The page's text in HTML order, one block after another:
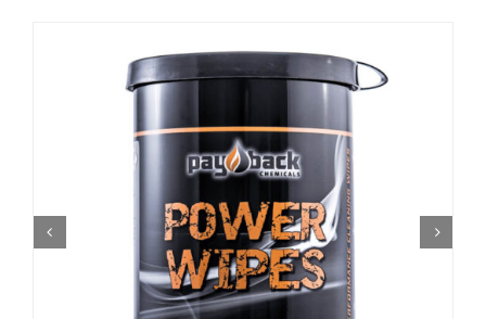
AKTUELLE KAMPANJER